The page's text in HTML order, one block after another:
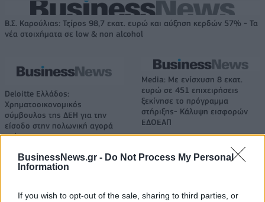
BusinessNews.gr - Do Not Process My Personal
Information
If you wish to opt-out of the sale, sharing to third parties, or
Β.Σ. Καρούλιας: Τζίρος 98,7 εκατ. ευρώ και αύξηση κερδών 57% - Τα
νέα στοιχήματα σε low & non alcohol
Deloitte Ελλάδος:
Χρηματοοικονομικός
σύμβουλος της ΔΕΗ για την
είσοδο στην πολωνική αγορά
ενέργειας
Media: Με ενίσχυση 8 εκατ.
ευρώ σε 451 επιχειρήσεις
ξεκίνησε το πρόγραμμα
στήριξης- Κάλυψη εισφορών
ΕΔΟΕΑΠ
Πρόεδρος ο Γαληνός Γιαγλής